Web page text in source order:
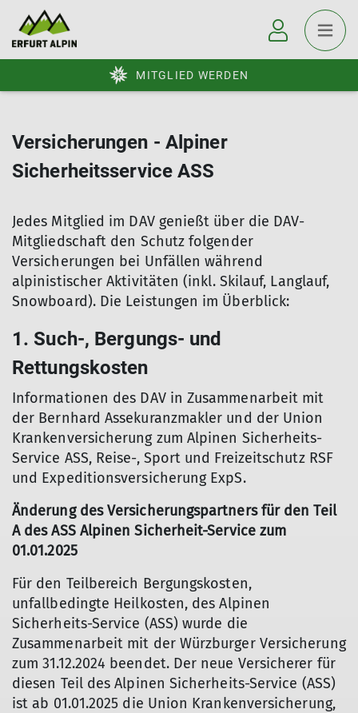
MITGLIED WERDEN
Versicherungen - Alpiner
Sicherheitsservice ASS
Jedes Mitglied im DAV genießt über die DAV-
Mitgliedschaft den Schutz folgender
Versicherungen bei Unfällen während
alpinistischer Aktivitäten (inkl. Skilauf, Langlauf,
Snowboard). Die Leistungen im Überblick:
1. Such-, Bergungs- und
Rettungskosten
Informationen des DAV in Zusammenarbeit mit
der Bernhard Assekuranzmakler und der Union
Krankenversicherung zum Alpinen Sicherheits-
Service ASS, Reise-, Sport und Freizeitschutz RSF
und Expeditionsversicherung ExpS.
Änderung des Versicherungspartners für den Teil
A des ASS Alpinen Sicherheit-Service zum
01.01.2025
Für den Teilbereich Bergungskosten,
unfallbedingte Heilkosten, des Alpinen
Sicherheits-Service (ASS) wurde die
Zusammenarbeit mit der Würzburger Versicherung
zum 31.12.2024 beendet. Der neue Versicherer für
diesen Teil des Alpinen Sicherheits-Service (ASS)
ist ab 01.01.2025 die Union Krankenversicherung,